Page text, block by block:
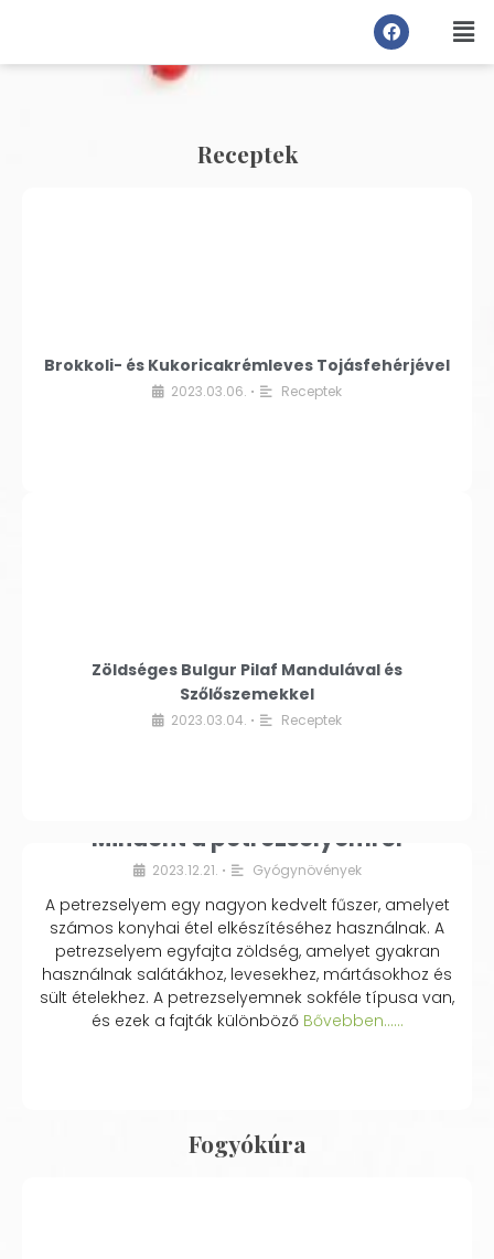
Receptek
Brokkoli- és Kukoricakrémleves Tojásfehérjével
2023.03.06. • Receptek
Zöldséges Bulgur Pilaf Mandulával és
Szőlőszemekkel
2023.03.04. • Receptek
Mindent a petrezselyemről
2023.12.21. • Gyógynövények
A petrezselyem egy nagyon kedvelt fűszer, amelyet
számos konyhai étel elkészítéséhez használnak. A
petrezselyem egyfajta zöldség, amelyet gyakran
használnak salátákhoz, levesekhez, mártásokhoz és
sült ételekhez. A petrezselyemnek sokféle típusa van,
és ezek a fajták különbözőBővebben...…
Fogyókúra